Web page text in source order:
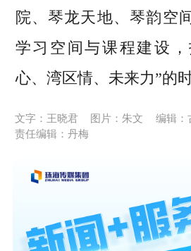
院、琴龙天地、琴韵空
学习空间与课程建设
心、湾区情、未来力”的时
文字：王晓君 图片：朱文
编辑：
责任编辑：丹梅